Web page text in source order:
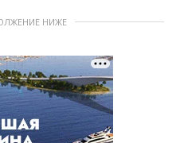
НИЖЕ